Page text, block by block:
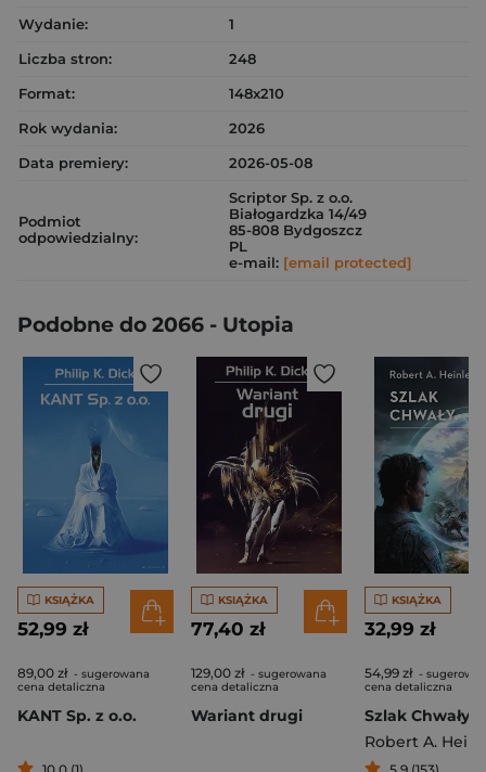
Wydanie:
1
Liczba stron:
248
Format:
148x210
Rok wydania:
2026
Data premiery:
2026-05-08
Podmiot
odpowiedzialny:
Scriptor Sp. z o.o.
Białogardzka 14/49
85-808 Bydgoszcz
PL
e-mail: [email protected]
Podobne do 2066 - Utopia
KSIĄŻKA
52,99 zł
89,00 zł - sugerowana
cena detaliczna
KANT Sp. z o.o.
KSIĄŻKA
77,40 zł
129,00 zł - sugerowana
cena detaliczna
Wariant drugi
KSIĄŻKA
32,99 zł
54,99 zł -
cena detaliczna
Szlak Chwały
Robert A.